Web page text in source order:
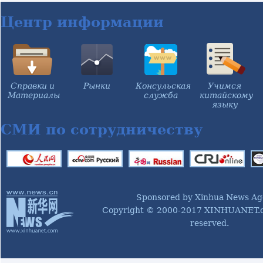
Центр информации
Справки и
Материалы
Рынки
Консульская
служба
Учимся
китайскому
языку
СМИ по сотрудничеству
Sponsored by Xinhua News
Copyright © 2000-2017
reserved.